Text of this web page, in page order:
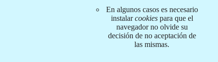
En algunos casos es necesario
instalarcookiespara que el
navegador no olvide su
decisión de no aceptación de
las mismas.